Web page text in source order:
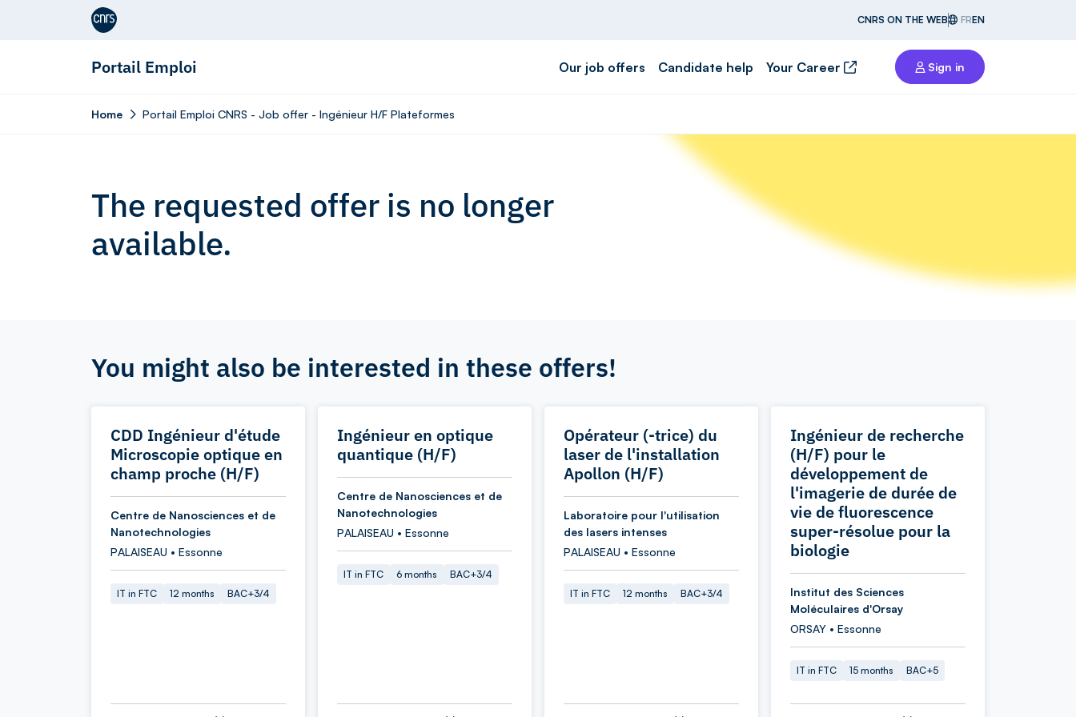
Aller au contenu
CNRS ON THE WEB FREN
Portail Emploi Our job offers Candidate help Your Career Sign in
Home Portail Emploi CNRS - Job offer - Ingénieur H/F Plateformes
The requested offer is no longer
available.
You might also be interested in these offers!
CDD Ingénieur d'étude
Microscopie optique en
champ proche (H/F)
Centre de Nanosciences et de
Nanotechnologies
PALAISEAU • Essonne
IT in FTC 12 months BAC+3/4
Ingénieur en optique
quantique (H/F)
Centre de Nanosciences et de
Nanotechnologies
PALAISEAU • Essonne
IT in FTC 6 months BAC+3/4
Opérateur (-trice) du
laser de l'installation
Apollon (H/F)
Laboratoire pour l'utilisation
des lasers intenses
PALAISEAU • Essonne
IT in FTC 12 months BAC+3/4
Ingénieur de recherche
(H/F) pour le
développement de
l'imagerie de durée de
vie de fluorescence
super-résolue pour la
biologie
Institut des Sciences
Moléculaires d'Orsay
ORSAY • Essonne
IT in FTC 15 months BAC+5